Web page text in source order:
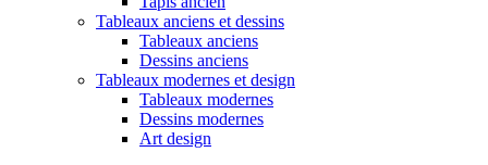
Tableaux anciens et dessins
Tableaux anciens
Dessins anciens
Tableaux modernes et design
Tableaux modernes
Dessins modernes
Art design